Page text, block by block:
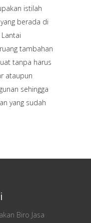
istilah
berada di
tambahan
tanpa harus
ataupun
sehingga
yang sudah
Biro Jasa